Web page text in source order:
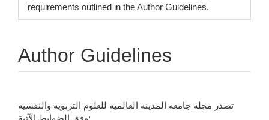
requirements outlined in the Author Guidelines.
Author Guidelines
تصدر مجلة جامعة المدينة العالمية للعلوم التربوية والنفسية